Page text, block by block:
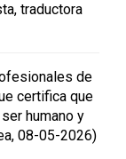
traductora
de
certifica que
humano y
08-05-2026)